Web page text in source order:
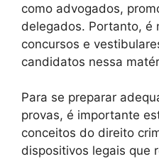
como advogados,
delegados. Portanto, é
concursos e
candidatos nessa
Para se preparar
provas, é importante
conceitos do direito
dispositivos legais que